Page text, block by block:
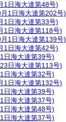
1日海大達第48号)
1日海大達第202号)
1日海大達第33号)
1日海大達第118号)
1日海大達第139号)
1日海大達第42号)
日海大達第39号)
日海大達第113号)
日海大達第32号)
1日海大達第132号)
日海大達第39号)
日海大達第37号)
日海大達第48号)
日海大達第37号)